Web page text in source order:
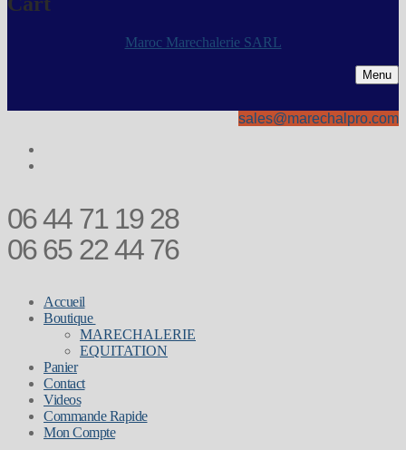
Maroc Marechalerie SARL
Menu
sales@marechalpro.com
06 44 71 19 28
06 65 22 44 76
Accueil
Boutique
MARECHALERIE
EQUITATION
Panier
Contact
Videos
Commande Rapide
Mon Compte